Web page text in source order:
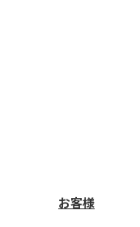
お客様